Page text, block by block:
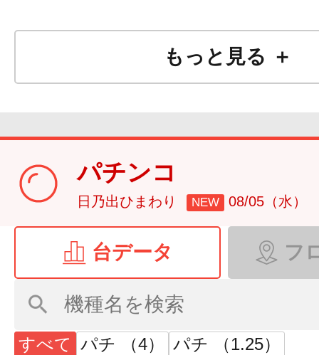
もっと見る ＋
パチンコ
日乃出ひまわり NEW 08/05（水）
台データ フ
すべて パチ （4） パチ （1.25）